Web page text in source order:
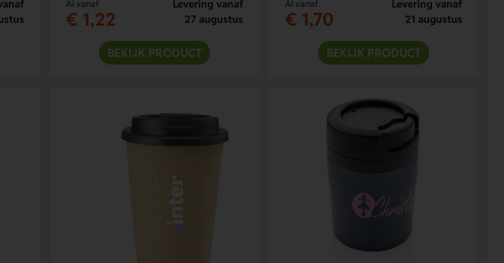
Al vanaf
€ 1,22
Levering vanaf
27 augustus
BEKIJK PRODUCT
Al vanaf
€ 1,70
Levering vanaf
21 augustus
BEKIJK PRODUCT